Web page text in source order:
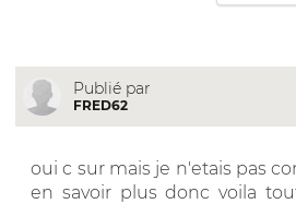
Publié par
FRED62
oui c sur mais je n'etais pas
en savoir plus donc voila